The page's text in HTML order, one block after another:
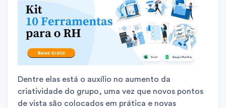
Dentre elas está o auxílio no aumento da
criatividade do grupo, uma vez que novos pontos
de vista são colocados em prática e novas